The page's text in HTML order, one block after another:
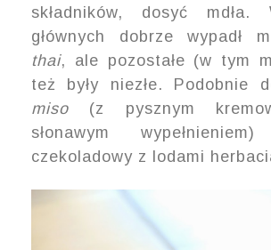
składników, dosyć mdła.
głównych dobrze wypadł
thai, ale pozostałe (w tym
też były niezłe. Podobnie
miso (z pysznym
słonawym
czekoladowy z lodami